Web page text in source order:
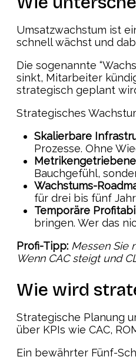
Umsatzwachstum ist
schnell wächst und
Die sogenannte
sinkt, Mitarbeiter
strategisch geplant
Strategisches
Skalierbare
Prozesse. Ohne
Bauchgefühl,
Wachstums-
für drei bis fünf
Temporäre
bringen. Wer das
Profi-Tipp: Messen Sie
Wenn CAC steigt und
Wie wird
Strategische Planung
über KPIs wie CAC,
Ein bewährter Fünf-